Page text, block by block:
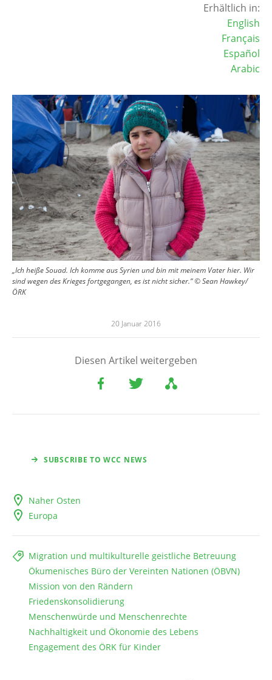
Erhältlich in:
English
Français
Español
Arabic
Image
„Ich heiße Souad. Ich komme aus Syrien und bin mit meinem Vater hier. Wir
sind wegen des Krieges fortgegangen, es ist nicht sicher.“ © Sean Hawkey/
ÖRK
20 Januar 2016
Diesen Artikel weitergeben
SUBSCRIBE TO WCC NEWS
Naher Osten
Europa
Migration und multikulturelle geistliche Betreuung
Ökumenisches Büro der Vereinten Nationen (ÖBVN)
Mission von den Rändern
Friedenskonsolidierung
Menschenwürde und Menschenrechte
Nachhaltigkeit und Ökonomie des Lebens
Engagement des ÖRK für Kinder